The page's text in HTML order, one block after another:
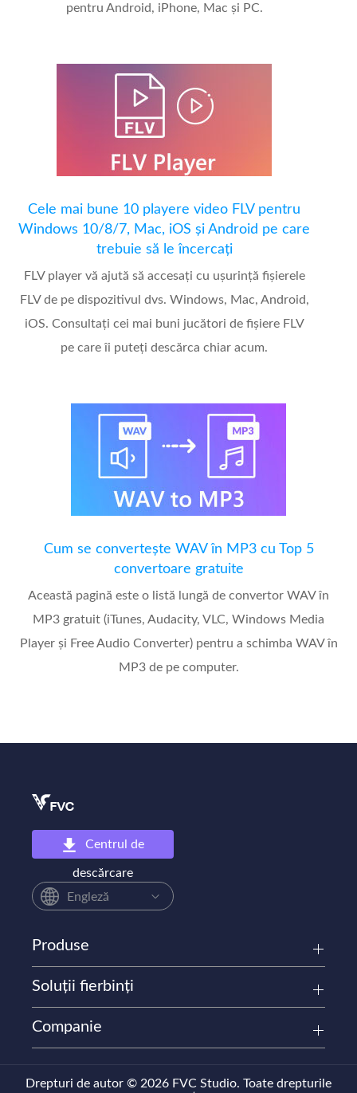
pentru Android, iPhone, Mac și PC.
Cele mai bune 10 playere video FLV pentru
Windows 10/8/7, Mac, iOS și Android pe care
trebuie să le încercați
FLV player vă ajută să accesați cu ușurință fișierele
FLV de pe dispozitivul dvs. Windows, Mac, Android,
iOS. Consultați cei mai buni jucători de fișiere FLV
pe care îi puteți descărca chiar acum.
Cum se convertește WAV în MP3 cu Top 5
convertoare gratuite
Această pagină este o listă lungă de convertor WAV în
MP3 gratuit (iTunes, Audacity, VLC, Windows Media
Player și Free Audio Converter) pentru a schimba WAV în
MP3 de pe computer.
Centrul de
descărcare
Engleză
Produse
Soluții fierbinți
Companie
Drepturi de autor © 2026 FVC Studio. Toate drepturile